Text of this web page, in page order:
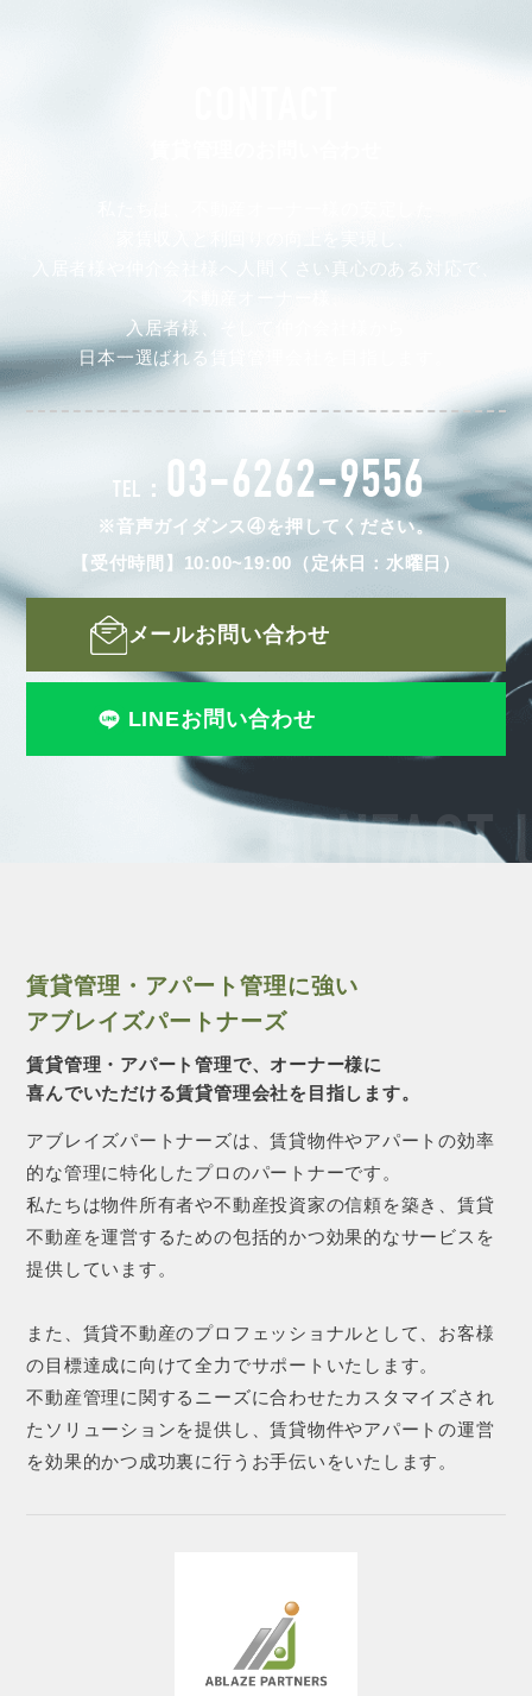
CONTACT
入居者様や仲介会社様へ人間くさい真心のある対応で、
入居者様、そして仲介会社様から
日本一選ばれる賃貸管理会社を目指します。
TEL： 03-6262-9556
※音声ガイダンス④を押してください。
【受付時間】10:00~19:00（定休日：水曜日）
メールお問い合わせ
LINEお問い合わせ
賃貸管理・アパート管理に強い
アブレイズパートナーズ
賃貸管理・アパート管理で、オーナー様に
喜んでいただける賃貸管理会社を目指します。
アブレイズパートナーズは、賃貸物件やアパートの効率
的な管理に特化したプロのパートナーです。
私たちは物件所有者や不動産投資家の信頼を築き、賃貸
不動産を運営するための包括的かつ効果的なサービスを
提供しています。
また、賃貸不動産のプロフェッショナルとして、お客様
の目標達成に向けて全力でサポートいたします。
不動産管理に関するニーズに合わせたカスタマイズされ
たソリューションを提供し、賃貸物件やアパートの運営
を効果的かつ成功裏に行うお手伝いをいたします。